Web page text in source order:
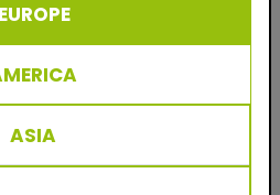
EUROPE
ASIA